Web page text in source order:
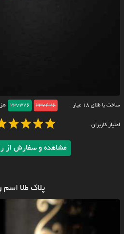
ساخت با طلای ۱۸ عیار 23/426
23/326
امتیاز کاربران
مشاهده و سفارش از
پلاک طلا اسم